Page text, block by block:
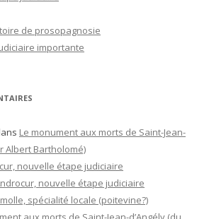
de prosopagnosie
importante
Le monument aux morts de Saint-Jean-
Albert Bartholomé)
nouvelle étape judiciaire
nouvelle étape judiciaire
spécialité locale (poitevine?)